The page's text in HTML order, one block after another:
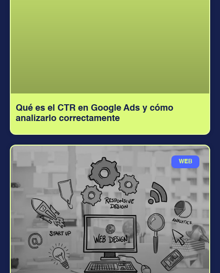
Qué es el CTR en Google Ads y cómo
analizarlo correctamente
WEB